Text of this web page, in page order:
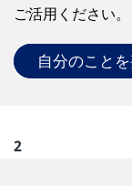
ご活用ください。
自分のこと
2